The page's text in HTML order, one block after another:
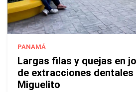
PANAMÁ
Largas filas y quejas en
de extracciones dentales
Miguelito